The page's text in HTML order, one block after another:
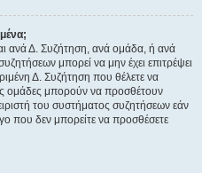
ανά Δ. Συζήτηση, ανά ομάδα, ή ανά
μπορεί να μην έχει επιτρέψει
Δ. Συζήτηση που θέλετε να
ομάδες μπορούν να προσθέτουν
του συστήματος συζητήσεων εάν
που δεν μπορείτε να προσθέσετε